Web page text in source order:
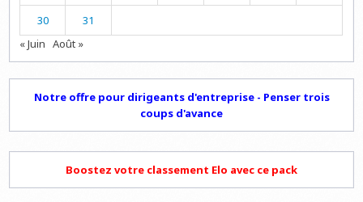
30
31
« Juin Août »
Notre offre pour dirigeants d'entreprise - Penser trois
coups d'avance
Boostez votre classement Elo avec ce pack